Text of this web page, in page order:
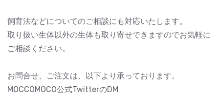
飼育法などについてのご相談にも対応いたします。
取り扱い生体以外の生体も取り寄せできますのでお気軽に
ご相談ください。
お問合せ、ご注文は、以下より承っております。
MOCCOMOCO公式TwitterのDM